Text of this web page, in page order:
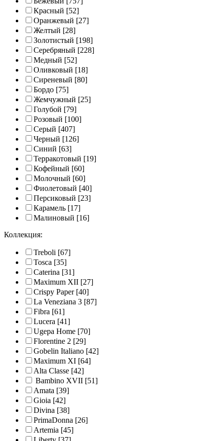
Красный [52]
Оранжевый [27]
Желтый [28]
Золотистый [198]
Серебряный [228]
Медный [52]
Оливковый [18]
Сиреневый [80]
Бордо [75]
Жемчужный [25]
Голубой [79]
Розовый [100]
Серый [407]
Черный [126]
Синий [63]
Терракотовый [19]
Кофейный [60]
Молочный [60]
Фиолетовый [40]
Персиковый [23]
Карамель [17]
Малиновый [16]
Коллекция:
Treboli [67]
Tosca [35]
Caterina [31]
Maximum XII [27]
Crispy Paper [40]
La Veneziana 3 [87]
Fibra [61]
Lucera [41]
Ugepa Home [70]
Florentine 2 [29]
Gobelin Italiano [42]
Maximum XI [64]
Alta Classe [42]
Bambino XVII [51]
Amata [39]
Gioia [42]
Divina [38]
PrimaDonna [26]
Artemia [45]